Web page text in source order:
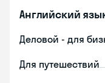
Английский
Деловой - для
Для путешествий